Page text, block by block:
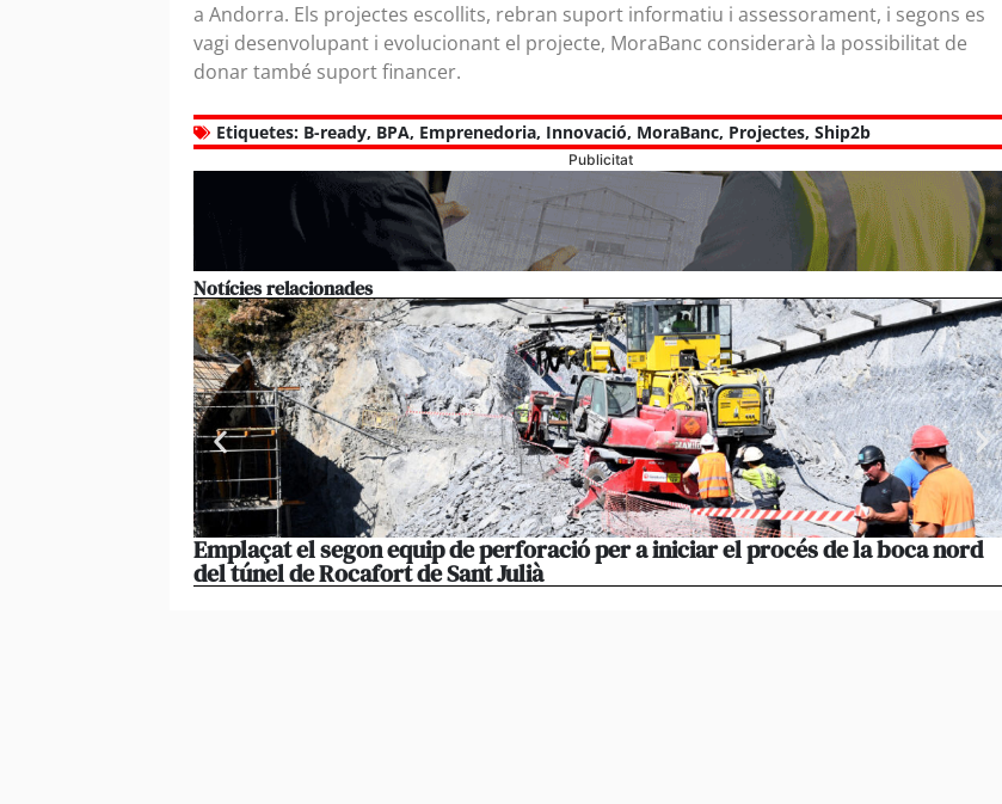
a Andorra. Els projectes escollits, rebran suport informatiu i assessorament, i segons es
vagi desenvolupant i evolucionant el projecte, MoraBanc considerarà la possibilitat de
donar també suport financer.
Etiquetes: B-ready, BPA, Emprenedoria, Innovació, MoraBanc, Projectes, Ship2b
Publicitat
Notícies relacionades
Emplaçat el segon equip de perforació per a iniciar el procés de la boca nord
del túnel de Rocafort de Sant Julià